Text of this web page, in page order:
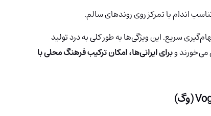
اندام با تمرکز روی روندهای سالم.
سریع. این ویژگی‌ها به طور کلی به درد تولید
وبرای ایرانی‌ها، امکان ترکیب فرهنگ محلی با